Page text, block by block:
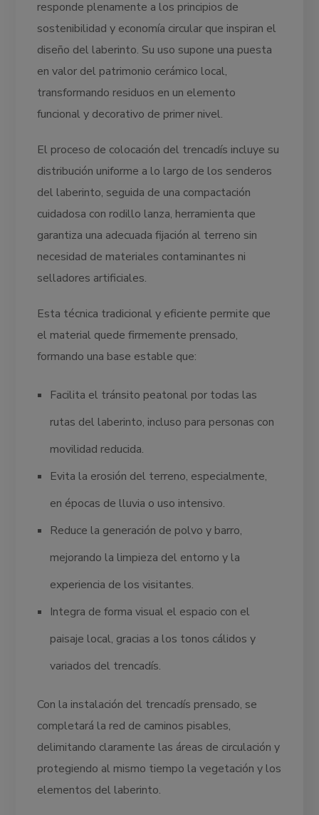
responde plenamente a los principios de
sostenibilidad y economía circular que inspiran el
diseño del laberinto. Su uso supone una puesta
en valor del patrimonio cerámico local,
transformando residuos en un elemento
funcional y decorativo de primer nivel.
El proceso de colocación del trencadís incluye su
distribución uniforme a lo largo de los senderos
del laberinto, seguida de una compactación
cuidadosa con rodillo lanza, herramienta que
garantiza una adecuada fijación al terreno sin
necesidad de materiales contaminantes ni
selladores artificiales.
Esta técnica tradicional y eficiente permite que
el material quede firmemente prensado,
formando una base estable que:
Facilita el tránsito peatonal por todas las
rutas del laberinto, incluso para personas con
movilidad reducida.
Evita la erosión del terreno, especialmente,
en épocas de lluvia o uso intensivo.
Reduce la generación de polvo y barro,
mejorando la limpieza del entorno y la
experiencia de los visitantes.
Integra de forma visual el espacio con el
paisaje local, gracias a los tonos cálidos y
variados del trencadís.
Con la instalación del trencadís prensado, se
completará la red de caminos pisables,
delimitando claramente las áreas de circulación y
protegiendo al mismo tiempo la vegetación y los
elementos del laberinto.